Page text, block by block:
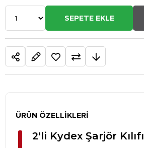
ÜRÜN ÖZELLIKLERI
2'li Kydex Şarjör Kılıfı